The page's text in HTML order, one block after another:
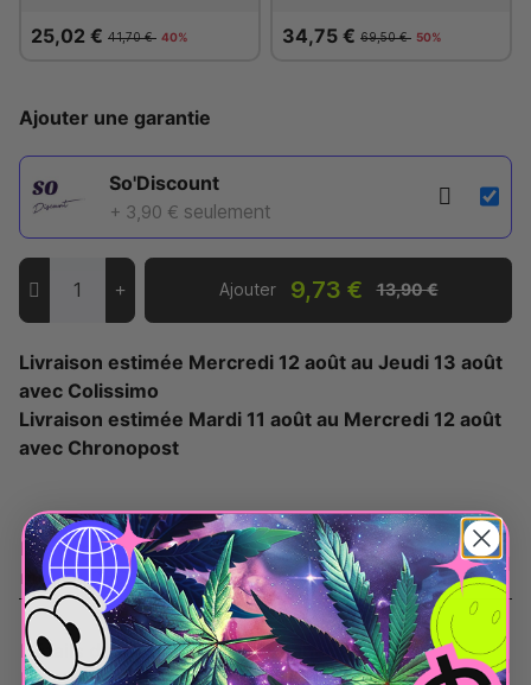
25,02 € 41,70 € 40% 34,75 € 69,50 € 50%
Ajouter une garantie
So'Discount
+ 3,90 € seulement
Ajouter 9,73 € 13,90 €
Livraison estimée Mercredi 12 août au Jeudi 13 août
avec Colissimo
Livraison estimée Mardi 11 août au Mercredi 12 août
avec Chronopost
Description - Spray Kleaner anti THC Menthe 20
ml - Le CBD Discount
Détails du produit - Spray Kleaner anti THC
Menthe 20 ml - Le CBD Discount